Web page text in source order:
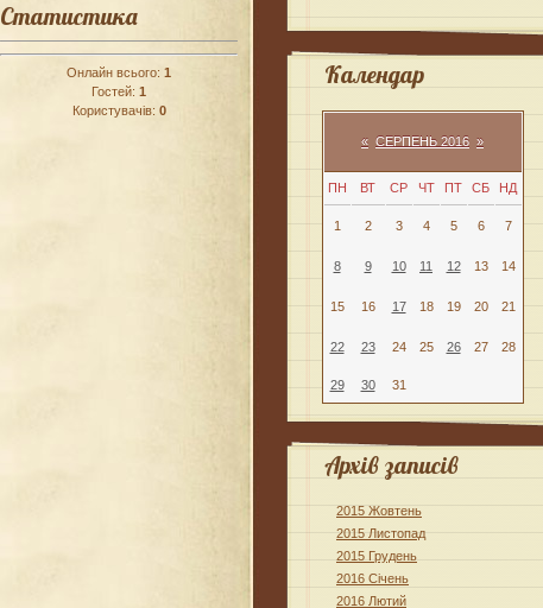
Статистика
Онлайн всього: 1
Гостей: 1
Користувачів: 0
Календар
« СЕРПЕНЬ 2016 »
ПН ВТ СР ЧТ ПТ СБ НД
1 2 3 4 5 6 7
8 9 10 11 12 13 14
15 16 17 18 19 20 21
22 23 24 25 26 27 28
29 30 31
Архів записів
2015 Жовтень
2015 Листопад
2015 Грудень
2016 Січень
2016 Лютий